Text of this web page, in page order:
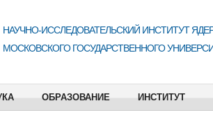
НАУЧНО-ИССЛЕДОВАТЕЛЬСКИЙ ИНСТИТУТ
МОСКОВСКОГО ГОСУДАРСТВЕННОГО
ОБРАЗОВАНИЕ ИНСТИТУТ